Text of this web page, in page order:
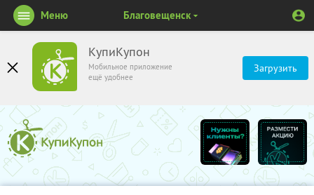
КупиКупон
Мобильное приложение
ещё удобнее
Загрузить
Меню Благовещенск